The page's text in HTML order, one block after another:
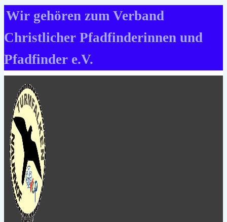
Zum
springen
Wir gehören zum Verband
Christlicher Pfadfinderinnen und
Pfadfinder e.V.